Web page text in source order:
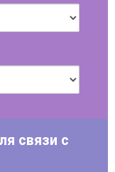
связи с